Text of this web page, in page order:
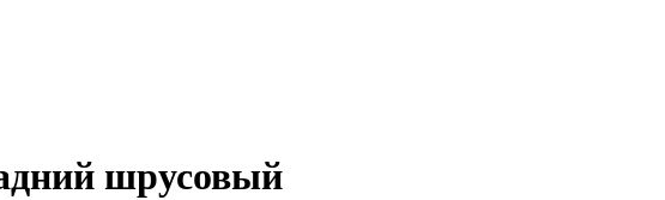
шрусовый